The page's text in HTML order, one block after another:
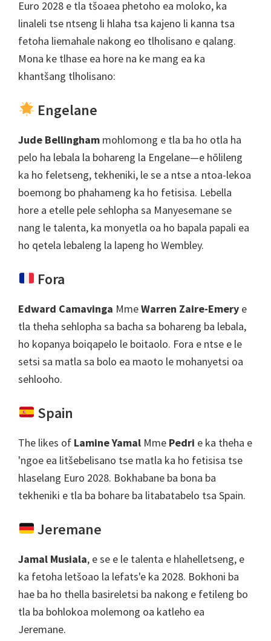
Euro 2028 e tla tšoaea phetoho ea moloko, ka
linaleli tse ntseng li hlaha tsa kajeno li kanna tsa
fetoha liemahale nakong eo tlholisano e qalang.
Mona ke tlhase ea hore na ke mang ea ka
khantšang tlholisano:
Engelane
Jude Bellingham mohlomong e tla ba ho otla ha
pelo ha lebala la bohareng la Engelane—e hōlileng
ka ho feletseng, tekheniki, le se a ntse a ntoa-lekoa
boemong bo phahameng ka ho fetisisa. Lebella
hore a etelle pele sehlopha sa Manyesemane se
nang le talenta, ka monyetla oa ho bapala papali ea
ho qetela lebaleng la lapeng ho Wembley.
Fora
Edward Camavinga MmeWarren Zaire-Emery e
tla theha sehlopha sa bacha sa bohareng ba lebala,
ho kopanya boiqapelo le boitaolo. Fora e ntse e le
setsi sa matla sa bolo ea maoto le mohanyetsi oa
sehlooho.
Spain
The likes of Lamine Yamal Mme Pedri e ka theha e
'ngoe ea litšebelisano tse matla ka ho fetisisa tse
hlaselang Euro 2028. Bokhabane ba bona ba
tekheniki e tla ba bohare ba litabatabelo tsa Spain.
Jeremane
Jamal Musiala, e se e le talenta e hlahelletseng, e
ka fetoha letšoao la lefats'e ka 2028. Bokhoni ba
hae ba ho thella basireletsi ba nakong e fetileng bo
tla ba bohlokoa molemong oa katleho ea
Jeremane.